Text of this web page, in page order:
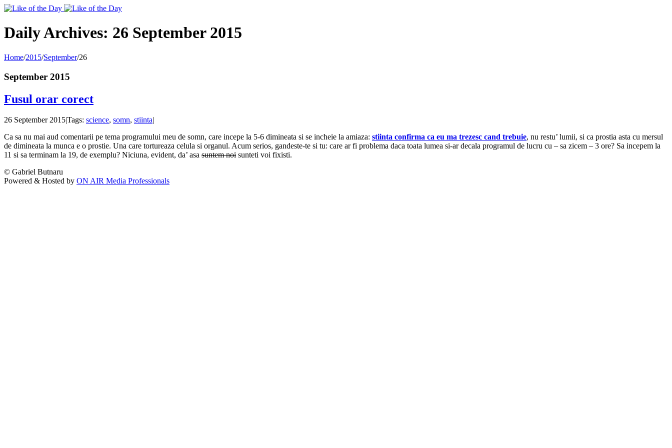
Toggle
Area
Daily Archives: 26 September 2015
Home/2015/September/26
September 2015
Fusul orar corect
26 September 2015|Tags: science, somn, stiinta|
Ca sa nu mai aud comentarii pe tema programului meu de somn, care incepe la 5-6 dimineata si se incheie la amiaza: stiinta confirma ca eu ma trezesc cand trebuie, nu restu’ lumii, si ca prostia asta cu mersul
de dimineata la munca e o prostie. Una care tortureaza celula si organul. Acum serios, gandeste-te si tu: care ar fi problema daca toata lumea si-ar decala programul de lucru cu – sa zicem – 3 ore? Sa incepem la
11 si sa terminam la 19, de exemplu? Niciuna, evident, da’ asa suntem noi sunteti voi fixisti.
© Gabriel Butnaru
Powered & Hosted by ON AIR Media Professionals